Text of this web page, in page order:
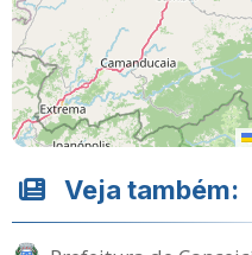
Veja também: